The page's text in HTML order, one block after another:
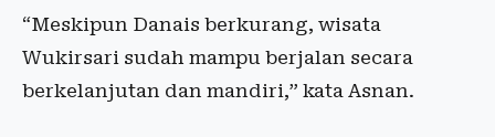
“Meskipun Danais berkurang, wisata
Wukirsari sudah mampu berjalan secara
berkelanjutan dan mandiri,” kata Asnan.